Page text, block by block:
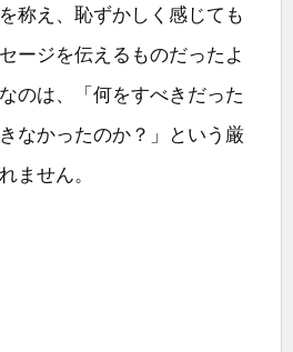
称え、恥ずかしく感じても
ージを伝えるものだったよ
のは、「何をすべきだった
なかったのか？」という厳
ません。